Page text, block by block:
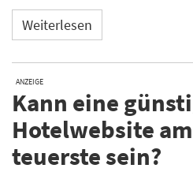
Weiterlesen
ANZEIGE
Kann eine
Hotelwebsite
teuerste sein?